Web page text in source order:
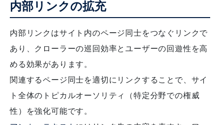
内部リンクの拡充
内部リンクはサイト内のページ同士をつなぐリンクで
あり、クローラーの巡回効率とユーザーの回遊性を高
める効果があります。
関連するページ同士を適切にリンクすることで、サイ
ト全体のトピカルオーソリティ（特定分野での権威
性）を強化可能です。